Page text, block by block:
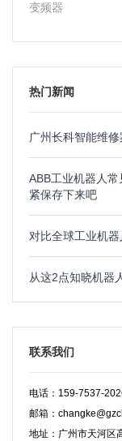
变频器
热门新闻
广州长科智能维
ABB工业机器人
紧保存下来吧
对比全球工业机
从这2点知晓机器
联系我们
电话：159-7537-
邮箱：
地址：广州市天河区